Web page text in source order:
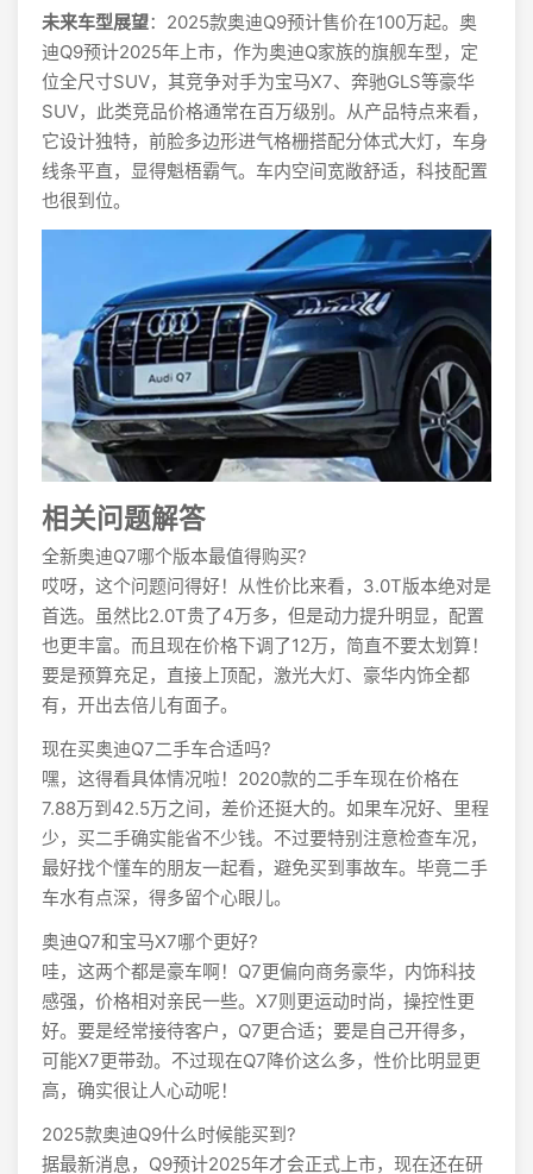
未来车型展望：2025款奥迪Q9预计售价在100万起。奥
迪Q9预计2025年上市，作为奥迪Q家族的旗舰车型，定
位全尺寸SUV，其竞争对手为宝马X7、奔驰GLS等豪华
SUV，此类竞品价格通常在百万级别。从产品特点来看，
它设计独特，前脸多边形进气格栅搭配分体式大灯，车身
线条平直，显得魁梧霸气。车内空间宽敞舒适，科技配置
也很到位。
相关问题解答
全新奥迪Q7哪个版本最值得购买?
哎呀，这个问题问得好！从性价比来看，3.0T版本绝对是
首选。虽然比2.0T贵了4万多，但是动力提升明显，配置
也更丰富。而且现在价格下调了12万，简直不要太划算！
要是预算充足，直接上顶配，激光大灯、豪华内饰全都
有，开出去倍儿有面子。
现在买奥迪Q7二手车合适吗?
嘿，这得看具体情况啦！2020款的二手车现在价格在
7.88万到42.5万之间，差价还挺大的。如果车况好、里程
少，买二手确实能省不少钱。不过要特别注意检查车况，
最好找个懂车的朋友一起看，避免买到事故车。毕竟二手
车水有点深，得多留个心眼儿。
奥迪Q7和宝马X7哪个更好?
哇，这两个都是豪车啊！Q7更偏向商务豪华，内饰科技
感强，价格相对亲民一些。X7则更运动时尚，操控性更
好。要是经常接待客户，Q7更合适；要是自己开得多，
可能X7更带劲。不过现在Q7降价这么多，性价比明显更
高，确实很让人心动呢！
2025款奥迪Q9什么时候能买到?
据最新消息，Q9预计2025年才会正式上市，现在还在研